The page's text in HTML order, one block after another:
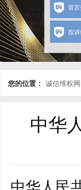
留
投
您的位置： 诚信维权网
中华